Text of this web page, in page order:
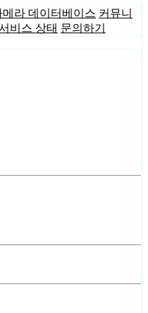
메라 데이터베이스 커뮤니
비스 상태 문의하기